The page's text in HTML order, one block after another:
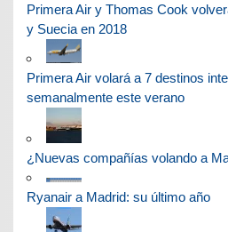
Primera Air y Thomas Cook
y Suecia en 2018
Primera Air volará a 7 destinos
semanalmente este verano
¿Nuevas compañías volando a
Ryanair a Madrid: su último año